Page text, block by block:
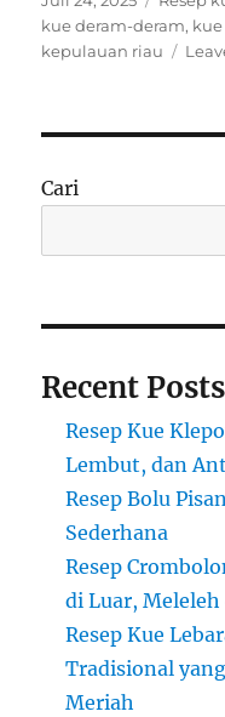
on
kue deram-deram,
kepulauan riau
Cari
Recent Posts
Resep Kue
Lembut, dan
Resep Bolu
Sederhana
Resep
di Luar, Meleleh
Resep Kue
Tradisional
Meriah